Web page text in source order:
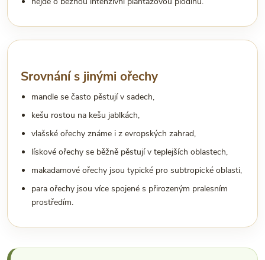
Srovnání s jinými ořechy
mandle se často pěstují v sadech,
kešu rostou na kešu jablkách,
vlašské ořechy známe i z evropských zahrad,
lískové ořechy se běžně pěstují v teplejších oblastech,
makadamové ořechy jsou typické pro subtropické oblasti,
para ořechy jsou více spojené s přirozeným pralesním
prostředím.